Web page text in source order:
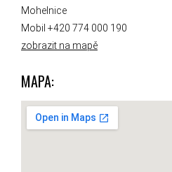
Mohelnice
Mobil +420 774 000 190
zobrazit na mapě
MAPA: